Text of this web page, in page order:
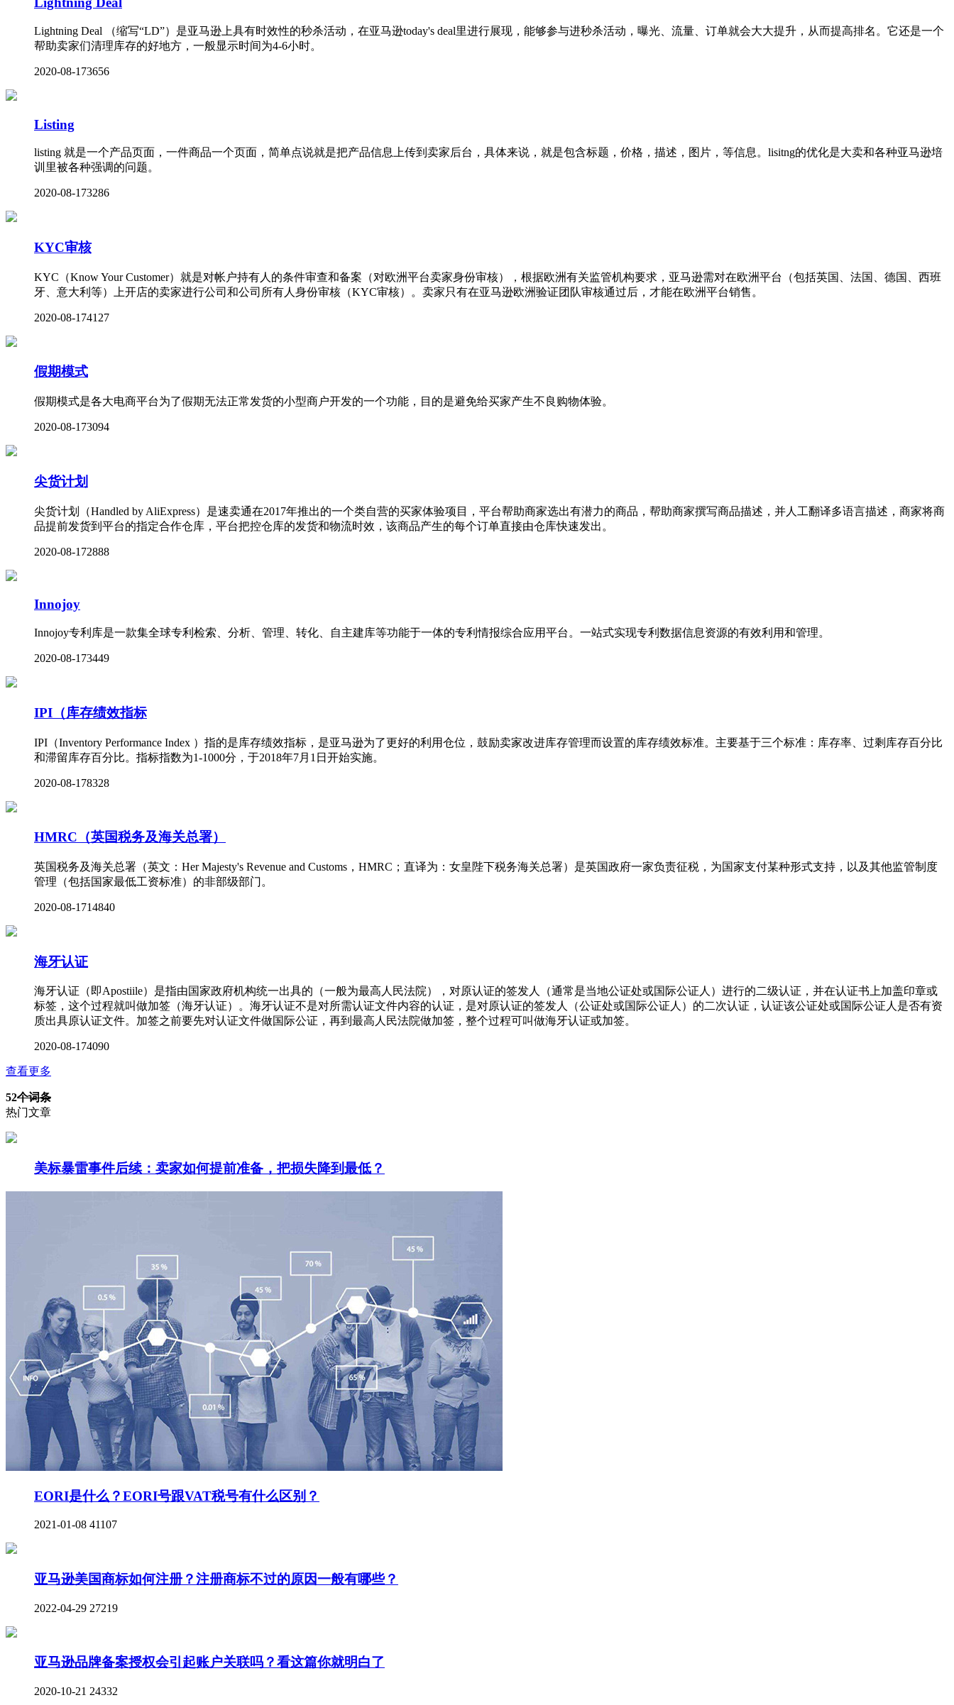
Lightning Deal （缩写“LD”）是亚马逊上具有时效性的秒杀活动，在亚马逊today's deal里进行展现，能够参与进秒杀活动，曝光、流量、订单就会大大提升，从而提高排名。它还是一个
帮助卖家们清理库存的好地方，一般显示时间为4-6小时。
2020-08-173656
Listing
listing 就是一个产品页面，一件商品一个页面，简单点说就是把产品信息上传到卖家后台，具体来说，就是包含标题，价格，描述，图片，等信息。lisitng的优化是大卖和各种亚马逊培
训里被各种强调的问题。
2020-08-173286
KYC审核
KYC（Know Your Customer）就是对帐户持有人的条件审查和备案（对欧洲平台卖家身份审核），根据欧洲有关监管机构要求，亚马逊需对在欧洲平台（包括英国、法国、德国、西班
牙、意大利等）上开店的卖家进行公司和公司所有人身份审核（KYC审核）。卖家只有在亚马逊欧洲验证团队审核通过后，才能在欧洲平台销售。
2020-08-174127
假期模式
假期模式是各大电商平台为了假期无法正常发货的小型商户开发的一个功能，目的是避免给买家产生不良购物体验。
2020-08-173094
尖货计划
尖货计划（Handled by AliExpress）是速卖通在2017年推出的一个类自营的买家体验项目，平台帮助商家选出有潜力的商品，帮助商家撰写商品描述，并人工翻译多语言描述，商家将商
品提前发货到平台的指定合作仓库，平台把控仓库的发货和物流时效，该商品产生的每个订单直接由仓库快速发出。
2020-08-172888
Innojoy
Innojoy专利库是一款集全球专利检索、分析、管理、转化、自主建库等功能于一体的专利情报综合应用平台。一站式实现专利数据信息资源的有效利用和管理。
2020-08-173449
IPI（库存绩效指标
IPI（Inventory Performance Index ）指的是库存绩效指标，是亚马逊为了更好的利用仓位，鼓励卖家改进库存管理而设置的库存绩效标准。主要基于三个标准：库存率、过剩库存百分比
和滞留库存百分比。指标指数为1-1000分，于2018年7月1日开始实施。
2020-08-178328
HMRC（英国税务及海关总署）
英国税务及海关总署（英文：Her Majesty's Revenue and Customs，HMRC；直译为：女皇陛下税务海关总署）是英国政府一家负责征税，为国家支付某种形式支持，以及其他监管制度
管理（包括国家最低工资标准）的非部级部门。
2020-08-1714840
海牙认证
海牙认证（即Apostiile）是指由国家政府机构统一出具的（一般为最高人民法院），对原认证的签发人（通常是当地公证处或国际公证人）进行的二级认证，并在认证书上加盖印章或
标签，这个过程就叫做加签（海牙认证）。海牙认证不是对所需认证文件内容的认证，是对原认证的签发人（公证处或国际公证人）的二次认证，认证该公证处或国际公证人是否有资
质出具原认证文件。加签之前要先对认证文件做国际公证，再到最高人民法院做加签，整个过程可叫做海牙认证或加签。
2020-08-174090
查看更多
52个词条
热门文章
美标暴雷事件后续：卖家如何提前准备，把损失降到最低？
EORI是什么？EORI号跟VAT税号有什么区别？
2021-01-08 41107
亚马逊美国商标如何注册？注册商标不过的原因一般有哪些？
2022-04-29 27219
亚马逊品牌备案授权会引起账户关联吗？看这篇你就明白了
2020-10-21 24332